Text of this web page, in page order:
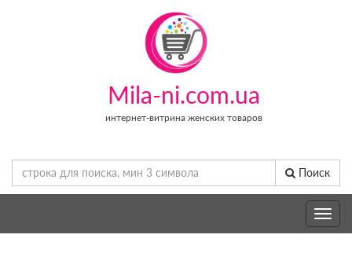
Mila-ni.com.ua
интернет-витрина женских товаров
Поиск
Toggle